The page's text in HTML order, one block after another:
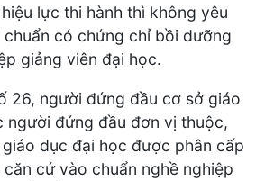
lực thi hành thì không yêu
có chứng chỉ bồi dưỡng
giảng viên đại học.
26, người đứng đầu cơ sở giáo
người đứng đầu đơn vị thuộc,
dục đại học được phân cấp
cứ vào chuẩn nghề nghiệp